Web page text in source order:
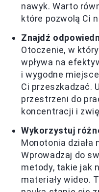
nawyk. Warto
które pozwolą Ci
Znajdź
Otoczenie, w
wpływa na
i wygodne
Ci przeszkadzać.
przestrzeni do
koncentracji i
Wykorzystuj
Monotonia działa
Wprowadzaj do
metody, takie jak
materiały wideo.